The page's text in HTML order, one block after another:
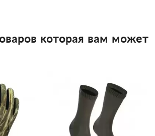
которая вам может